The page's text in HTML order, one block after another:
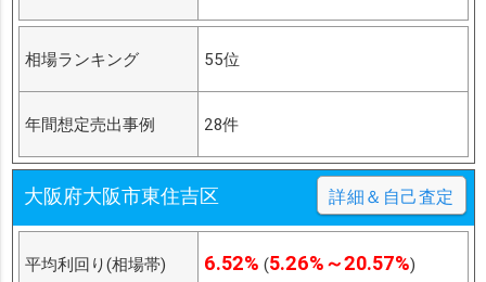
相場ランキング 55位
年間想定売出事例 28件
大阪府大阪市東住吉区 詳細＆自己査定
平均利回り(相場帯) 6.52% (5.26%～20.57%)